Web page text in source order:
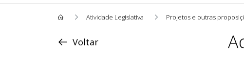
Atividade Legislativa Projetos e outras
Acompanhar Andamento
Voltar